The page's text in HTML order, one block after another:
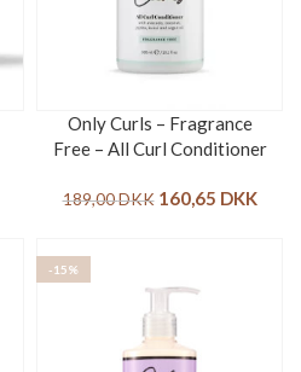
Only Curls – Fragrance
Free – All Curl Conditioner
189,00DKK 160,65 DKK
-15%